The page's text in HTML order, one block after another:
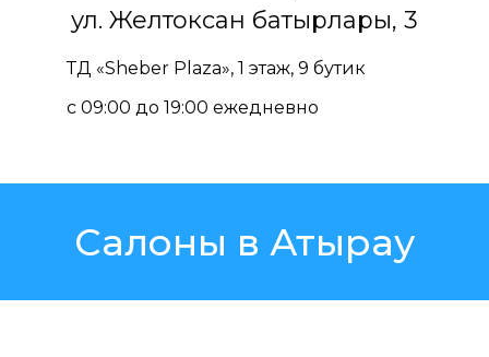
ул. Желтоксан батырлары, 3
ТД «Sheber Plaza», 1 этаж, 9 бутик
с 09:00 до 19:00 ежедневно
Салоны в Атырау